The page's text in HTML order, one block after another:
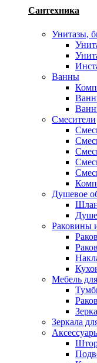
Сантехника
Унитазы,
Ванны
Смесители
Душевое
Раковины
Мебель
Зеркала